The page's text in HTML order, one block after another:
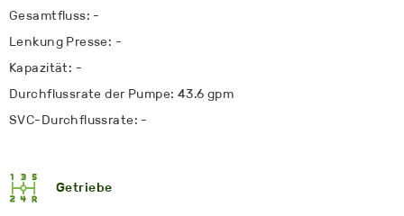
Gesamtfluss: -
Lenkung Presse: -
Kapazität: -
Durchflussrate der Pumpe: 43.6 gpm
SVC-Durchflussrate: -
Getriebe